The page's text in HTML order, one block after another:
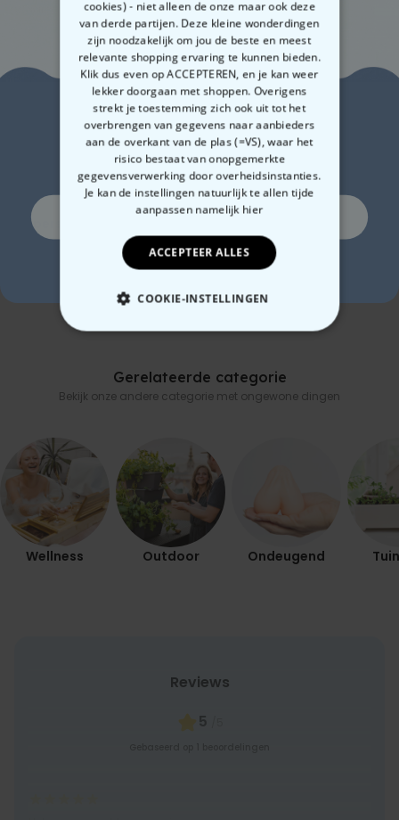
Of het nu een cadeau is voor de bestebijrijderof gewoon een
dagelijkse herinnering dat jij de coolstewagen(of de beste humor)
hebt – deze geurhanger zorgt gegarandeerd voor een goed humeur
en een frisse geur.
Een echte blikvanger aan de achteruitkijkspiegel
en het bewijs
geurhangeruniek kan zijn. Dus, stap in, geniet van de
geur en cruise als een echte retro-pro!
parfum, etc. (niet inbegrepen) op de luchtverfrisser aanbrengen
Materiaal: karton
Afmetingen 6,5 x 8,5 x 0,15 cm
Waarschijnlijk interesseren deze producten je ook
Gepersonaliseerde
Sokken met Foto Gezicht
Gepersonaliseerde
Geurhanger set van 2
€ 19,99
Gerelateerde categorie
Bekijk onze andere categorie met ongewone dingen
Wellness Outdoor Ondeugend
Reviews
5
cookies) - niet alleen de onze maar ook deze
van derde partijen. Deze kleine wonderdingen
zijn noodzakelijk om jou de beste en meest
relevante shopping ervaring te kunnen bieden.
Klik dus even op ACCEPTEREN, en je kan weer
lekker doorgaan met shoppen. Overigens
strekt je toestemming zich ook uit tot het
overbrengen van gegevens naar aanbieders
aan de overkant van de plas (=VS), waar het
risico bestaat van onopgemerkte
gegevensverwerking door overheidsinstanties.
Je kan de instellingen natuurlijk te allen tijde
aanpassen namelijk hier
ACCEPTEER ALLES
COOKIE-INSTELLINGEN
PERFORMANCE
Zin in
10% korting?
Ja, graag!
Nee, ik ben geen fan van korting